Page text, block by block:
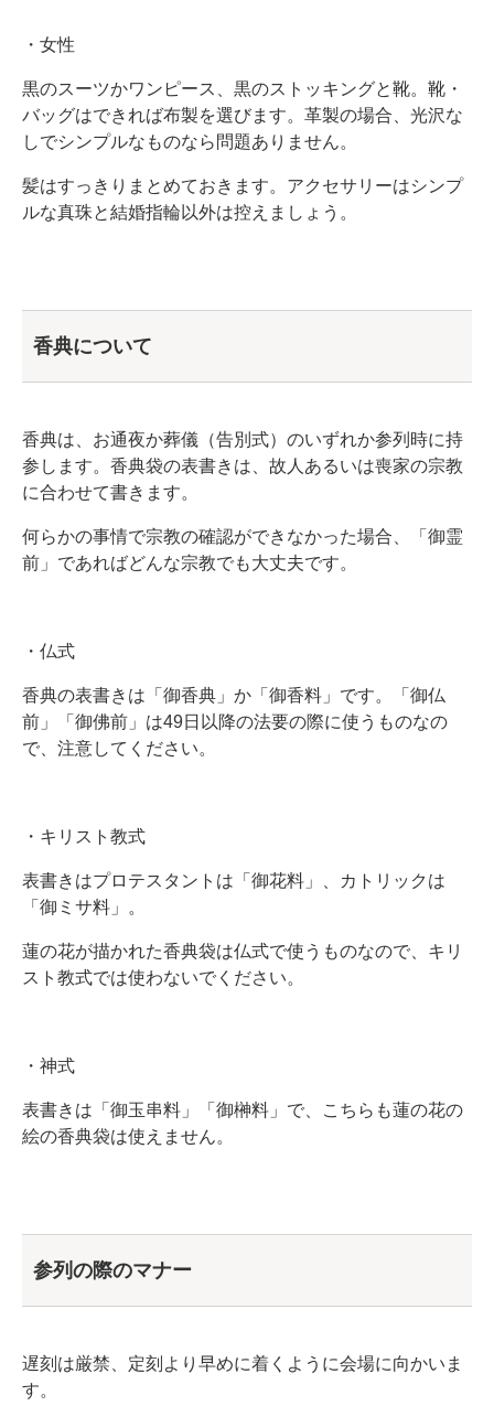
・女性
黒のスーツかワンピース、黒のストッキングと靴。靴・
バッグはできれば布製を選びます。革製の場合、光沢な
しでシンプルなものなら問題ありません。
髪はすっきりまとめておきます。アクセサリーはシンプ
ルな真珠と結婚指輪以外は控えましょう。
香典について
香典は、お通夜か葬儀（告別式）のいずれか参列時に持
参します。香典袋の表書きは、故人あるいは喪家の宗教
に合わせて書きます。
何らかの事情で宗教の確認ができなかった場合、「御霊
前」であればどんな宗教でも大丈夫です。
・仏式
香典の表書きは「御香典」か「御香料」です。「御仏
前」「御佛前」は49日以降の法要の際に使うものなの
で、注意してください。
・キリスト教式
表書きはプロテスタントは「御花料」、カトリックは
「御ミサ料」。
蓮の花が描かれた香典袋は仏式で使うものなので、キリ
スト教式では使わないでください。
・神式
表書きは「御玉串料」「御榊料」で、こちらも蓮の花の
絵の香典袋は使えません。
参列の際のマナー
遅刻は厳禁、定刻より早めに着くように会場に向かいま
す。